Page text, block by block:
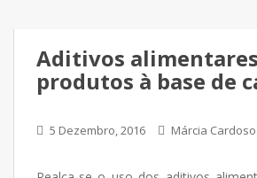
Aditivos
produtos à base de
5 Dezembro, 2016 Márcia Cardoso